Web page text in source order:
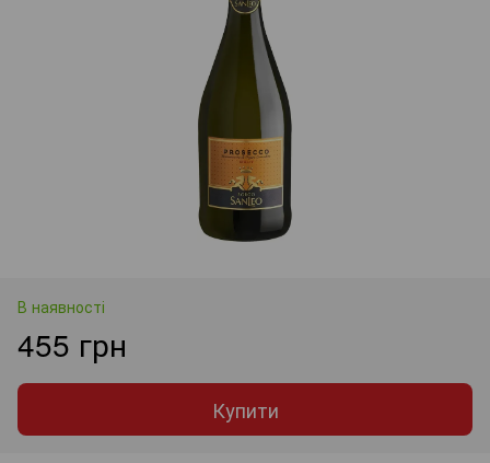
В наявності
455 грн
Купити